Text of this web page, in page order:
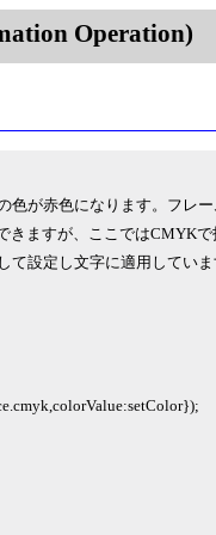
Operation)
が赤色になります。フレ
きますが、ここではCMYK
設定し文字に適用していま